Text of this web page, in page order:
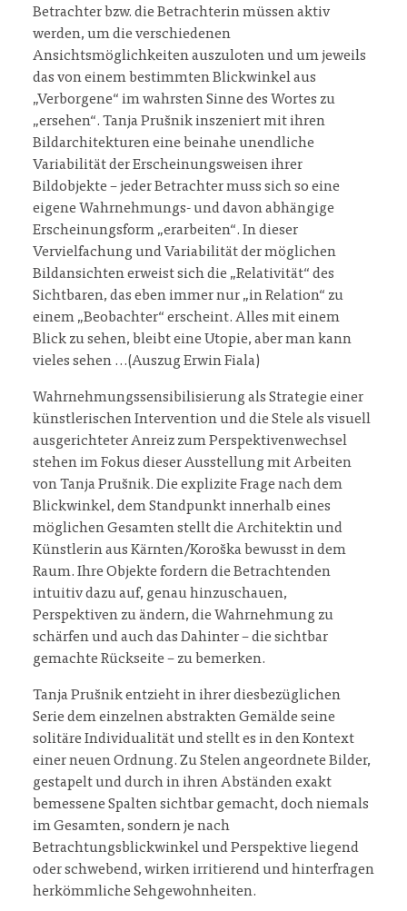
Betrachter bzw. die Betrachterin müssen aktiv
werden, um die verschiedenen
Ansichtsmöglichkeiten auszuloten und um jeweils
das von einem bestimmten Blickwinkel aus
„Verborgene“ im wahrsten Sinne des Wortes zu
„ersehen“. Tanja Prušnik inszeniert mit ihren
Bildarchitekturen eine beinahe unendliche
Variabilität der Erscheinungsweisen ihrer
Bildobjekte – jeder Betrachter muss sich so eine
eigene Wahrnehmungs- und davon abhängige
Erscheinungsform „erarbeiten“. In dieser
Vervielfachung und Variabilität der möglichen
Bildansichten erweist sich die „Relativität“ des
Sichtbaren, das eben immer nur „in Relation“ zu
einem „Beobachter“ erscheint. Alles mit einem
Blick zu sehen, bleibt eine Utopie, aber man kann
vieles sehen …(Auszug Erwin Fiala)
Wahrnehmungssensibilisierung als Strategie einer
künstlerischen Intervention und die Stele als visuell
ausgerichteter Anreiz zum Perspektivenwechsel
stehen im Fokus dieser Ausstellung mit Arbeiten
von Tanja Prušnik. Die explizite Frage nach dem
Blickwinkel, dem Standpunkt innerhalb eines
möglichen Gesamten stellt die Architektin und
Künstlerin aus Kärnten/Koroška bewusst in dem
Raum. Ihre Objekte fordern die Betrachtenden
intuitiv dazu auf, genau hinzuschauen,
Perspektiven zu ändern, die Wahrnehmung zu
schärfen und auch das Dahinter – die sichtbar
gemachte Rückseite – zu bemerken.
Tanja Prušnik entzieht in ihrer diesbezüglichen
Serie dem einzelnen abstrakten Gemälde seine
solitäre Individualität und stellt es in den Kontext
einer neuen Ordnung. Zu Stelen angeordnete Bilder,
gestapelt und durch in ihren Abständen exakt
bemessene Spalten sichtbar gemacht, doch niemals
im Gesamten, sondern je nach
Betrachtungsblickwinkel und Perspektive liegend
oder schwebend, wirken irritierend und hinterfragen
herkömmliche Sehgewohnheiten.